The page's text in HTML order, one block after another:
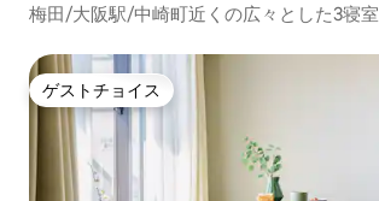
梅田/大阪駅/中崎町近くの広々とした3寝室
ゲストチョイス
ゲストチョイス